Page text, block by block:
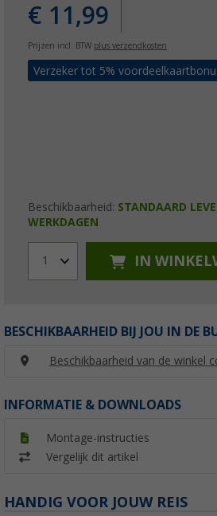
€ 11,99
Prijzen incl. BTW plus verzendkosten
Verzeker tot 5%
Beschikbaarheid: STANDAARD
WERKDAGEN
1 IN
BESCHIKBAARHEID BIJ JOU IN DE
Beschikbaarheid van de winkel
INFORMATIE & DOWNLOADS
Montage-instructies
Vergelijk dit artikel
HANDIG VOOR JOUW REIS